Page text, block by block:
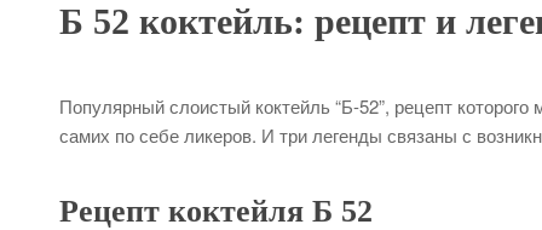
Б 52 коктейль: рецепт и
Популярный слоистый коктейль “Б-52”, рецепт
самих по себе ликеров. И три легенды связаны с
Рецепт коктейля Б 52